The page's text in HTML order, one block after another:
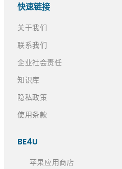
快速链接​
关于我们
联系我们
企业社会责任
知识库
隐私政策
使用条款
BE4U
苹果应用商店